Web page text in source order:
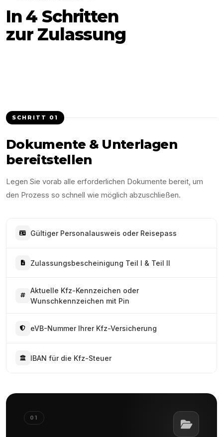
In 4 Schritten
zur Zulassung
SCHRITT 01
Dokumente & Unterlagen
bereitstellen
Legen Sie vorab alle erforderlichen Dokumente bereit, um
den Prozess so schnell wie möglich abzuschließen.
Gültiger Personalausweis oder Reisepass
Zulassungsbescheinigung Teil I & Teil II
Aktuelle Kfz-Kennzeichen oder
Wunschkennzeichen mit Pin
eVB-Nummer Ihrer Kfz-Versicherung
IBAN für die Kfz-Steuer
01